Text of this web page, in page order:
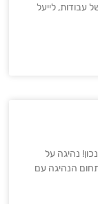
עבודות, לייעל
נהיגה על
הנהיגה עם